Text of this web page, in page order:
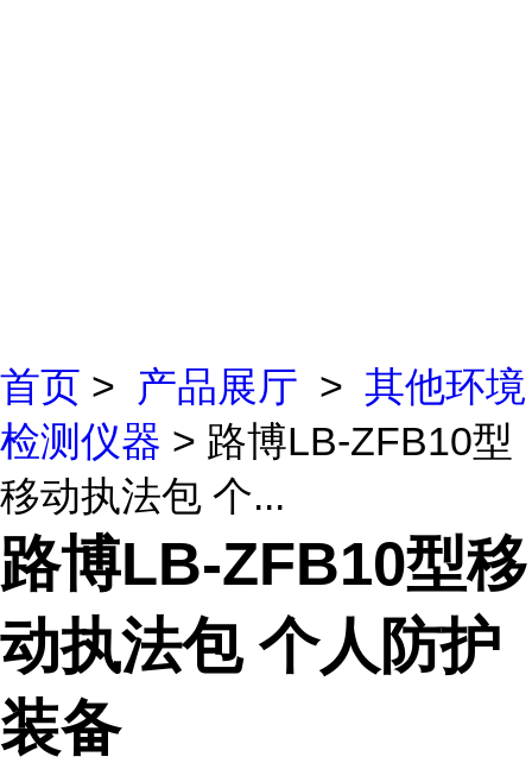
首页 > 产品展厅 > 其他环境
检测仪器 > 路博LB-ZFB10型
移动执法包 个...
路博LB-ZFB10型移
动执法包 个人防护
装备